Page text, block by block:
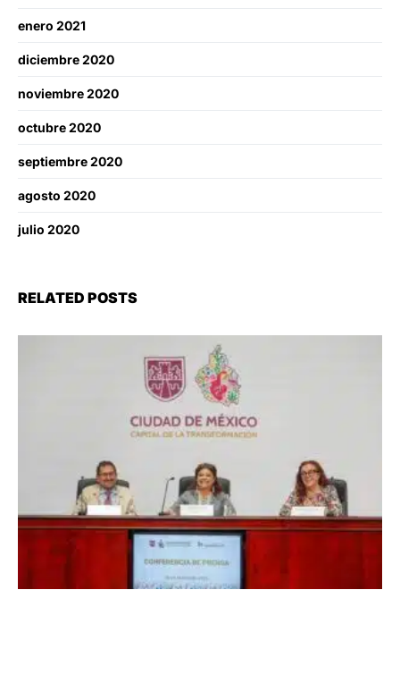
enero 2021
diciembre 2020
noviembre 2020
octubre 2020
septiembre 2020
agosto 2020
julio 2020
RELATED POSTS